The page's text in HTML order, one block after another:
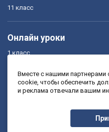
11 класс
Онлайн уроки
1 класс
3 класс
Вместе с нашими партнерами
cookie, чтобы обеспечить
и реклама отвечали вашим